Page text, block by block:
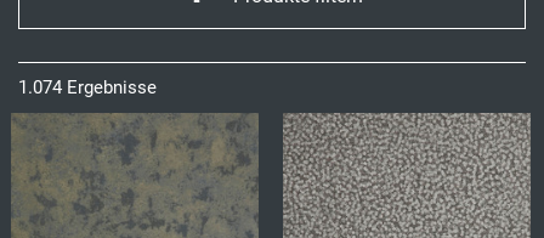
1.074 Ergebnisse